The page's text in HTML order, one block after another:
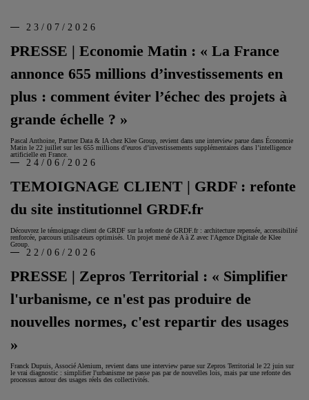
PRESSE | Economie Matin : « La France
annonce 655 millions d’investissements en
plus : comment éviter l’échec des projets à
grande échelle ? »
23/07/2026
Pascal Anthoine, Partner Data & IA chez Klee Group, revient dans une interview parue dans Économie
Matin le 22 juillet sur les 655 millions d’euros d’investissements supplémentaires dans l’intelligence
artificielle en France.
TEMOIGNAGE CLIENT | GRDF : refonte
du site institutionnel GRDF.fr
24/06/2026
Découvrez le témoignage client de GRDF sur la refonte de GRDF.fr : architecture repensée, accessibilité
renforcée, parcours utilisateurs optimisés. Un projet mené de A à Z avec l'Agence Digitale de Klee
Group.
PRESSE | Zepros Territorial : « Simplifier
l'urbanisme, ce n'est pas produire de
nouvelles normes, c'est repartir des usages
»
22/06/2026
Franck Dupuis, Associé Alenium, revient dans une interview parue sur Zepros Territorial le 22 juin sur
le vrai diagnostic : simplifier l'urbanisme ne passe pas par de nouvelles lois, mais par une refonte des
processus autour des usages réels des collectivités.